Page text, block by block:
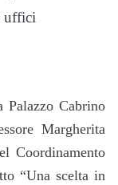
uffici
Palazzo Cabrino
Margherita
Coordinamento
“Una scelta in